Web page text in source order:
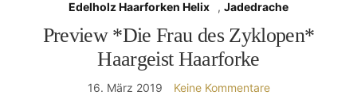
Edelholz Haarforken Helix , Jadedrache
Preview *Die Frau des Zyklopen*
Haargeist Haarforke
16. März 2019 Keine Kommentare